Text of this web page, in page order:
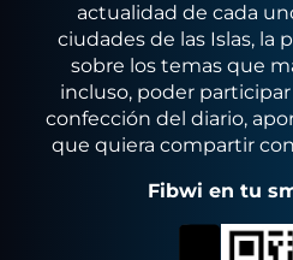
actualidad de cada
ciudades de las Islas, la
sobre los temas que
incluso, poder
confección del diario,
que quiera compartir
Fibwi en tu